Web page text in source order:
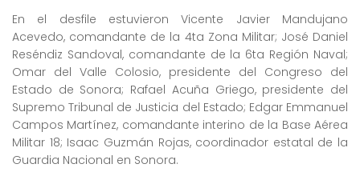
En el desfile estuvieron Vicente Javier Mandujano
Acevedo, comandante de la 4ta Zona Militar; José Daniel
Reséndiz Sandoval, comandante de la 6ta Región Naval;
Omar del Valle Colosio, presidente del Congreso del
Estado de Sonora; Rafael Acuña Griego, presidente del
Supremo Tribunal de Justicia del Estado; Edgar Emmanuel
Campos Martínez, comandante interino de la Base Aérea
Militar 18; Isaac Guzmán Rojas, coordinador estatal de la
Guardia Nacional en Sonora.